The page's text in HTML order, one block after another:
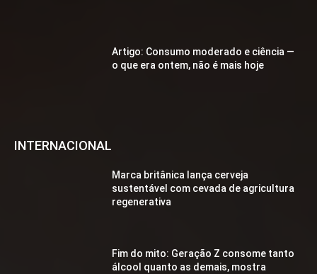
Artigo: Consumo moderado e ciência —
o que era ontem, não é mais hoje
INTERNACIONAL
Marca britânica lança cerveja
sustentável com cevada de agricultura
regenerativa
Fim do mito: Geração Z consome tanto
álcool quanto as demais, mostra